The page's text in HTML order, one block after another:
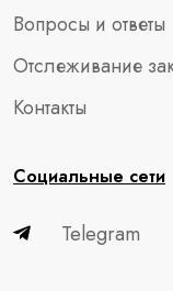
Вопросы и ответы
Отслеживание
Контакты
Социальные сети
Telegram